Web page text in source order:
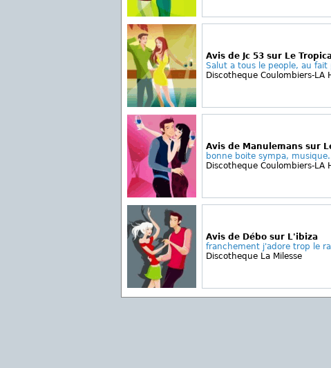
Avis de Jc 53 sur Le
Salut a tous le people, au fait
Discotheque Coulombiers-LA
Avis de Manulemans sur
bonne boite sympa,
Discotheque Coulombiers-LA
Avis de Débo sur L'ibiza
franchement j'adore trop le
Discotheque La Milesse